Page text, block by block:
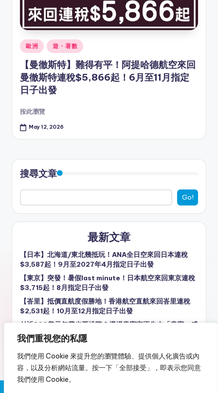
我們重視您的私隱
我們使用 Cookie 來提升您的瀏覽體驗、提供個人化廣告或內
容，以及分析網站流量。按一下「全部接受」，即表示您同意
我們使用 Cookie。
Posted
in
歐洲 遊・著數
【曼徹斯特】難得有平！阿提哈德航空來回
曼徹斯特連稅$5,866起！6月至11月指定
日子出發
按此瀏覽
May 12, 2026
搜尋文章
Go!
最新文章
【日本】北海道/東北幾抵玩！ANA全日空來回日本連稅
$3,587起！9月至2027年4月指定日子出發
【東京】突發！暑假last minute！日本航空來回東京連稅
$3,715起！8月指定日子出發
【峇里】抵價直航度假勝地！香港航空直航來回峇里連稅
$2,531起！10月至12月指定日子出發
付近800美元年費也要排隊？機場貴賓室正失去「貴賓」感
【台北】價錢都唔錯！台北4日3夜套票，包星宇來回機票